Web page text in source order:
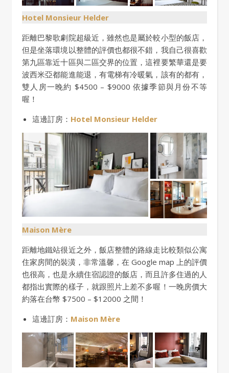
Hotel Monsieur Helder
距離巴黎歌劇院超級近，雖然也是屬於較小型的飯店，
但是坐落環境以整體的評價也都很不錯，我自己很喜歡
第九區靠近十區與二區交界的位置，這裡要繁華還是要
波西米亞都能進能退，有電梯有冷暖氣，該有的都有，
雙人房一晚約 $4500 – $9000 依據季節與月份不等
喔！
這邊訂房： Hotel Monsieur Helder
Maison Mère
距離地鐵站很近之外，飯店整體的路線走比較類似公寓
住家房間的裝潢，非常溫馨，在 Google map 上的評價
也很高，也是永續住宿認證的飯店，而且許多住過的人
都指出實際的樣子，就跟照片上差不多喔！一晚房價大
約落在台幣 $7500 – $12000 之間！
這邊訂房： Maison Mère